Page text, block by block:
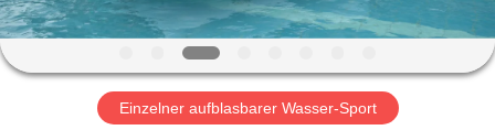
ÜBER
UNS
Einzelner aufblasbarer Wasser-Sport